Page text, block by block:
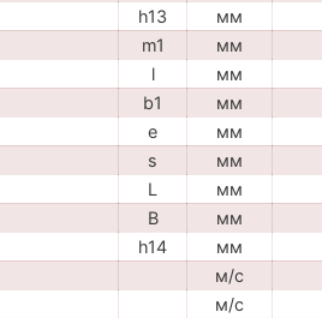
h13 мм
m1 мм
l мм
b1 мм
e мм
s мм
L мм
B мм
h14 мм
м/с
м/с